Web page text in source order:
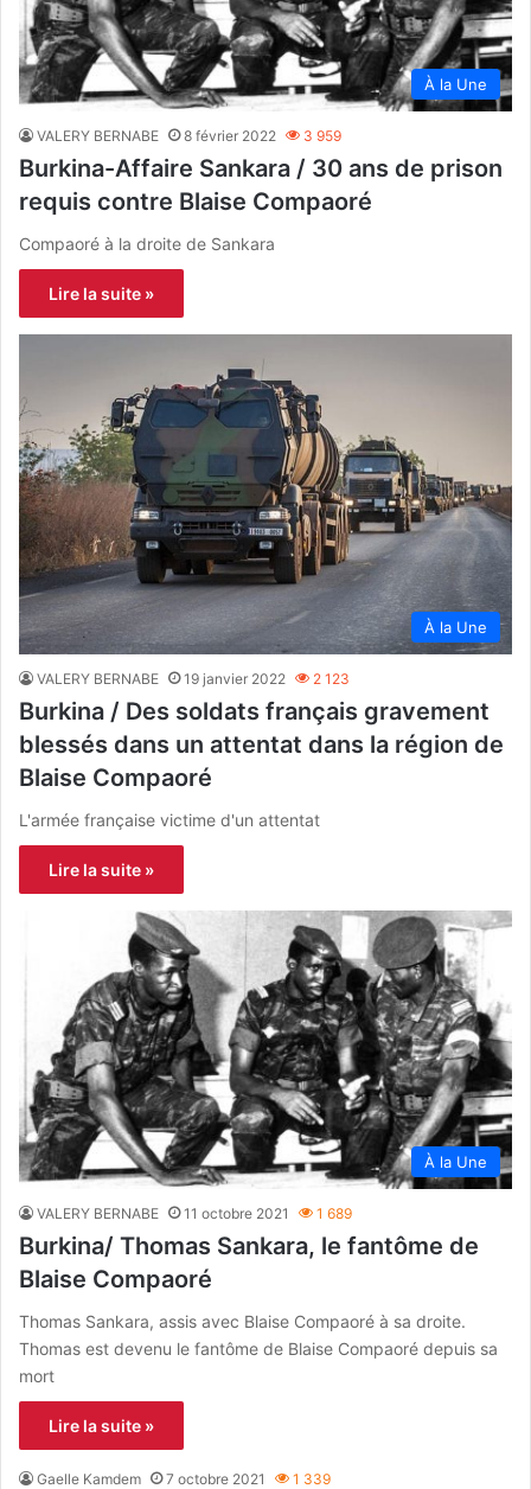
À la Une
VALERY BERNABE 8 février 2022 3 959
Burkina-Affaire Sankara / 30 ans de prison
requis contre Blaise Compaoré
Compaoré à la droite de Sankara
Lire la suite »
À la Une
VALERY BERNABE 19 janvier 2022 2 123
Burkina / Des soldats français gravement
blessés dans un attentat dans la région de
Blaise Compaoré
L'armée française victime d'un attentat
Lire la suite »
À la Une
VALERY BERNABE 11 octobre 2021 1 689
Burkina/ Thomas Sankara, le fantôme de
Blaise Compaoré
Thomas Sankara, assis avec Blaise Compaoré à sa droite.
Thomas est devenu le fantôme de Blaise Compaoré depuis sa
mort
Lire la suite »
Gaelle Kamdem 7 octobre 2021 1 339